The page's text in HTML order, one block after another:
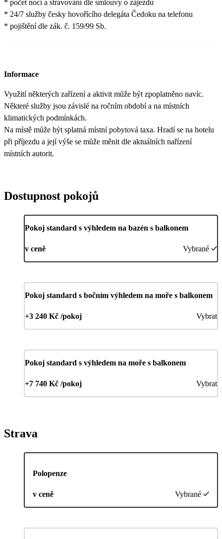
* počet nocí a stravování dle smlouvy o zájezdu
* 24/7 služby česky hovořícího delegáta Čedoku na telefonu
* pojištění dle zák. č. 159/99 Sb.
Informace
Využití některých zařízení a aktivit může být zpoplatněno navíc.
Některé služby jsou závislé na ročním období a na místních
klimatických podmínkách.
Na místě může být splatná místní pobytová taxa. Hradí se na hotelu
při příjezdu a její výše se může měnit dle aktuálních nařízení
místních autorit.
Dostupnost pokojů
Pokoj standard s výhledem na bazén s balkonem
v ceně Vybrané
Pokoj standard s bočním výhledem na moře s balkonem
+3 240 Kč /pokoj Vybrat
Pokoj standard s výhledem na moře s balkonem
+7 740 Kč /pokoj Vybrat
Strava
Polopenze
v ceně Vybrané